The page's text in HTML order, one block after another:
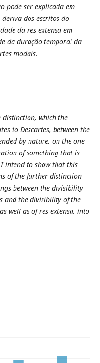
pode ser explicada em
dos escritos do
da res extensa em
da duração temporal da
modais.
which the
to Descartes, between the
by nature, on the one
of something that is
intend to show that this
of the further distinction
between the divisibility
and the divisibility of the
well as of res extensa, into